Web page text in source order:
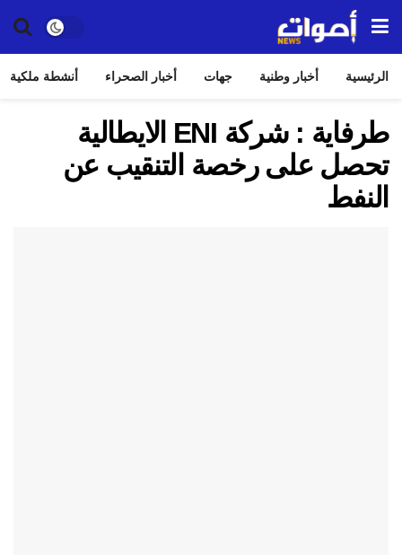
الرئيسية أخبار وطنية جهات أخبار الصحراء أنشطة ملكية
طرفاية : شركة ENI الايطالية
تحصل على رخصة التنقيب عن
النفط